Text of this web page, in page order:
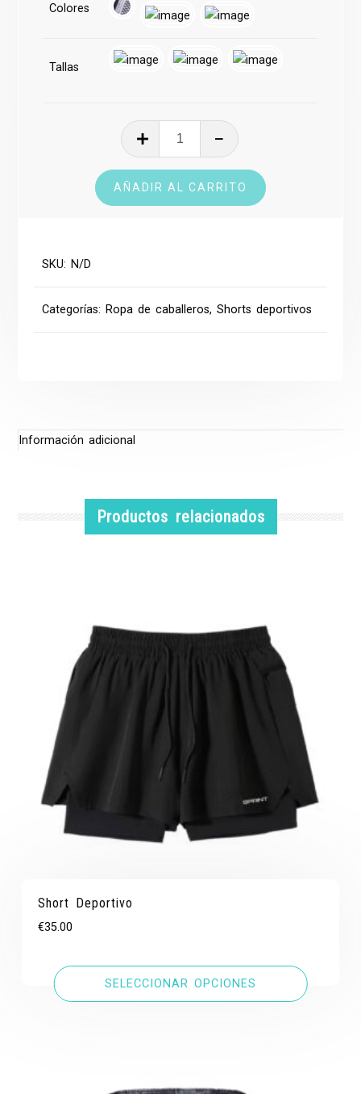
Colores
Tallas
Deportivo
cantidad
AÑADIR AL CARRITO
SKU: N/D
Categorías: Ropa de caballeros,Shorts deportivos
Información adicional
Productos relacionados
Short Deportivo
€35.00
SELECCIONAR OPCIONES